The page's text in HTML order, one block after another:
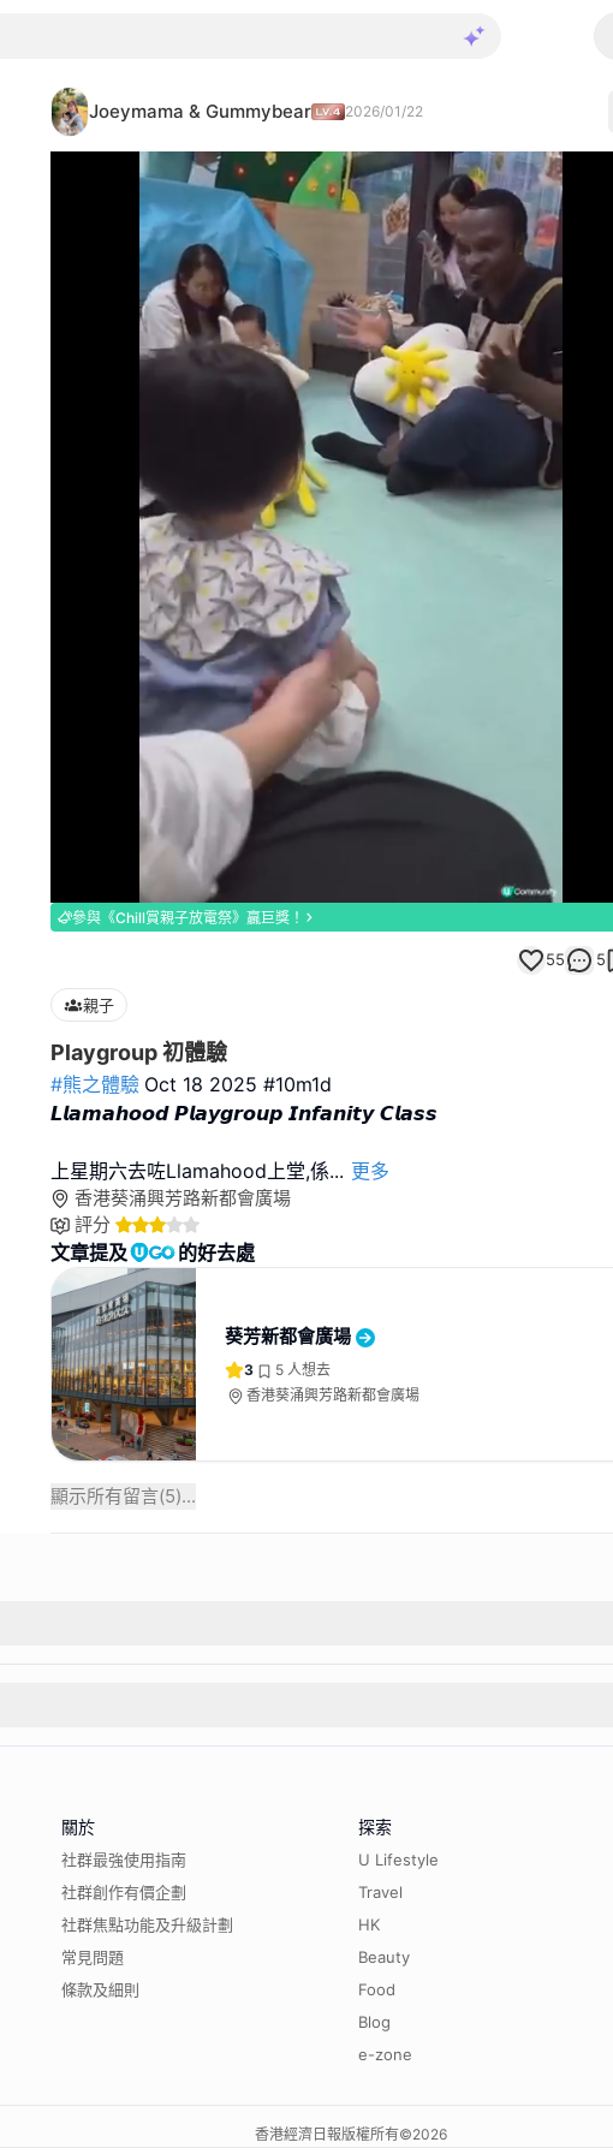
Joeymama & Gummybear 2026/01/22
67.42%
參與《Chill賞親子放電祭》贏巨獎！
55 5
親子
Playgroup 初體驗
#熊之體驗 Oct 18 2025 #10m1d
𝙇𝙡𝙖𝙢𝙖𝙝𝙤𝙤𝙙 𝙋𝙡𝙖𝙮𝙜𝙧𝙤𝙪𝙥 𝙄𝙣𝙛𝙖𝙣𝙞𝙩𝙮 𝘾𝙡𝙖𝙨𝙨
上星期六去咗Llamahood上堂,係... 更多
香港葵涌興芳路新都會廣場
評分
文章提及 的好去處
葵芳新都會廣場
3 5 人想去
香港葵涌興芳路新都會廣場
顯示所有留言(5)...
關於
社群最強使用指南
社群創作有價企劃
社群焦點功能及升級計劃
常見問題
條款及細則
探索
U Lifestyle
Travel
HK
Beauty
Food
Blog
e-zone
香港經濟日報版權所有©2026